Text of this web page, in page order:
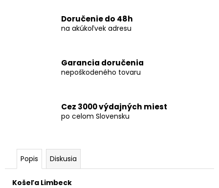
Doručenie do 48h
na akúkoľvek adresu
Garancia doručenia
nepoškodeného tovaru
Cez 3000 výdajných miest
po celom Slovensku
Popis Diskusia
Košeľa Limbeck